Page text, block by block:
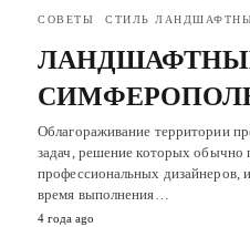
СОВЕТЫ СТИЛЬ
Облагораживание территории
задач, решение которых
профессиональных дизайнеров,
время выполнения…
4 года ago